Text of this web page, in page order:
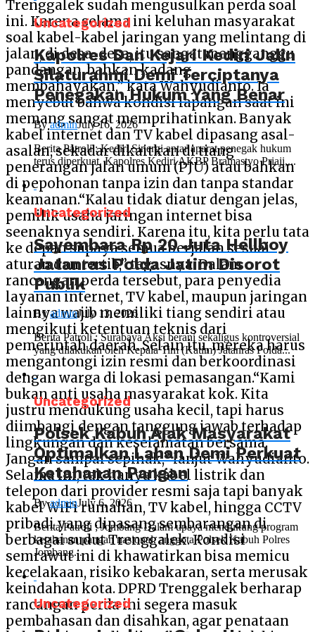
Trenggalek sudah mengusulkan perda soal
ini. Karena selama ini keluhan masyarakat
soal kabel-kabel jaringan yang melintang di
jalan, di desa-desa, itu sangat mengganggu
pandangan, bahkan kadang
membahayakan,” kata Wahyudianto. Ia
menyebut bahwa kondisi lapangan saat ini
memang sangat memprihatinkan. Banyak
kabel internet dan TV kabel dipasang asal-
asalan, sekadar dikaitkan di tiang
penerangan jalan umum (PJU) atau bahkan
di pepohonan tanpa izin dan tanpa standar
keamanan.“Kalau tidak diatur dengan jelas,
pemilik usaha jaringan internet bisa
seenaknya sendiri. Karena itu, kita perlu tata
ke depan supaya semua berjalan sesuai
aturan dan tertib,” tegasnya. Dalam
rancangan perda tersebut, para penyedia
layanan internet, TV kabel, maupun jaringan
lainnya wajib memiliki tiang sendiri atau
mengikuti ketentuan teknis dari
pemerintah daerah. Selain itu, mereka harus
mengantongi izin resmi dan berkoordinasi
dengan warga di lokasi pemasangan.“Kami
bukan anti usaha masyarakat kok. Kita
justru mendukung usaha kecil, tapi harus
diimbangi dengan tanggung jawab terhadap
lingkungan dan keselamatan bersama.
Jangan sampai sepihak,” lanjut Wahyudianto.
Selama ini, tak hanya kabel listrik dan
telepon dari provider resmi saja tapi banyak
kabel WiFi rumahan, TV kabel, hingga CCTV
pribadi yang dipasang sembarangan di
berbagai sudut Trenggalek. Kondisi
semrawut ini di khawatirkan bisa memicu
kecelakaan, risiko kebakaran, serta merusak
keindahan kota. DPRD Trenggalek berharap
rancangan perda ini segera masuk
pembahasan dan disahkan, agar penataan
Uncategorized
Kapolres Dan Kejari Kediri Jalin
Silaturahmi Demi Terciptanya
Penegakan Hukum Yang Benar
ByadminJuly 16, 2026
Berita Patroli : Kediri Sinergi antar aparat penegak hukum
terus diperkuat. Kapolres Kediri AKBP Bramastyo Priaji,...
Uncategorized
Sayembara Rp 20 Juta Hellboy
Jatanras Polda Jatim Disorot
Publik
ByadminJuly 13, 2026
Berita Patroli : Surabaya Aksi berani sekaligus kontroversial
yang dilakukan oleh Kepala Tim (Katim) Jatanras Polda...
Uncategorized
Polsek Kabuh Ajak Masyarakat
Optimalkan Lahan Demi Perkuat
Ketahanan Pangan
ByadminJuly 6, 2026
Berita Patroli ; Jombang Dalam upaya mendukung program
ketahanan pangan nasional, anggota Polsek Kabuh Polres
Jombang...
Uncategorized